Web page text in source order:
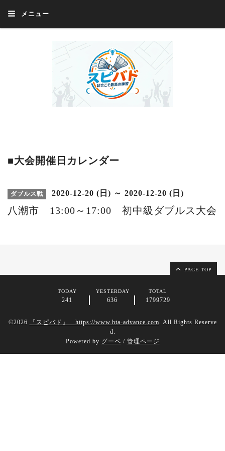
メニュー
■大会開催日カレンダー
ダブルス戦 2020-12-20 (日) ～ 2020-12-20 (日)
八潮市 13:00～17:00 初中級ダブルス大会
PAGE TOP
TODAY
241
YESTERDAY
636
TOTAL
1799729
©2026 『スピバド』 https://www.hta-advance.com. All Rights Reserve
d.
Powered by グーペ / 管理ページ